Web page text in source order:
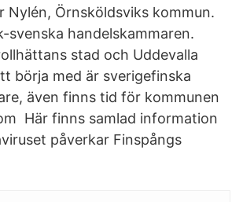
Nylén, Örnsköldsviks kommun.
svenska handelskammaren.
stad och Uddevalla
börja med är sverigefinska
även finns tid för kommunen
Här finns samlad information
påverkar Finspångs